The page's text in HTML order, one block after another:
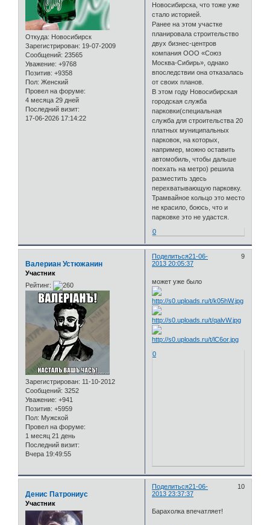
Откуда: Новосибирск
Зарегистрирован: 19-07-2009
Сообщений: 23565
Уважение: +9768
Позитив: +9358
Пол: Женский
Провел на форуме:
4 месяца 29 дней
Последний визит:
17-06-2026 17:14:22
Новосибирска, что тоже уже
стало историей.
Ранее на этом участке
планировала строительство
двух бизнес-центров
компания ООО «Союз
Москва-Сибирь», однако
впоследствии она отказалась
от своих планов.
В этом году Новосибирская
городская служба
парковки(специальная
служба для строительства 20
платных муниципальных
парковок, на которых,
например, можно оставить
автомобиль, чтобы дальше
поехать на метро) решила
разместить здесь
перехватывающую парковку.
Трамвайное кольцо это место
не красило, боюсь, что и
парковке это не удастся.
0
Поделиться 9
21-06-
2013 20:05:37
Валериан Устюжанин
Участник
Рейтинг:
Зарегистрирован: 11-10-2012
Сообщений: 3252
Уважение: +941
Позитив: +5959
Пол: Мужской
Провел на форуме:
1 месяц 21 день
Последний визит:
Вчера 19:49:55
может уже было
0
Поделиться 10
21-06-
2013 23:37:37
Денис Патрониус
Участник
Барахолка впечатляет!